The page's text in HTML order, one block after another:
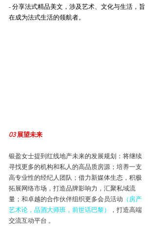
- 分享法式精品美文，涉及艺术、文化与生活，旨
在成为法式生活的领航者。
03 展望未来
银盈女士提到红线地产未来的发展规划：将继续
寻找更多的机构和私人的高品质房源；培养一支
高专业性的经纪人团队；借力新媒体生态，积极
拓展网络市场，打造品牌影响力，汇聚私域流
量；和卓越的合作伙伴组织更多会员活动 （房产
艺术论，品酒大师班，前世话巴黎）
，打造高端
交流互动平台 。